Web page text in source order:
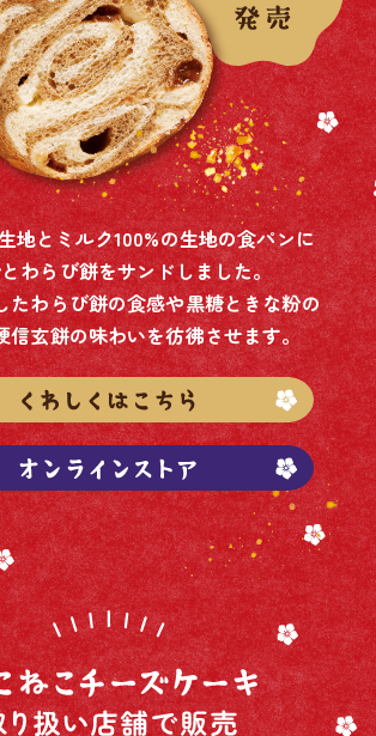
地とミルク100%の生地の食パンに
わらび餅をサンドしました。
たわらび餅の食感や黒糖ときな粉の
信玄餅の味わいを彷彿させます。